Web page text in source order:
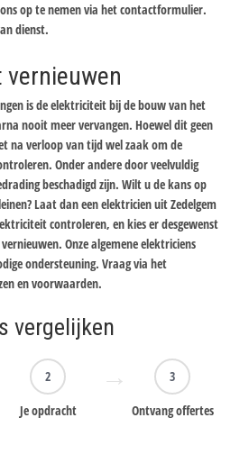
op te nemen via het contactformulier.
dienst.
is de elektriciteit bij de bouw van het
nooit meer vervangen. Hoewel dit geen
na verloop van tijd wel zaak om de
Onder andere door veelvuldig
beschadigd zijn. Wilt u de kans op
Laat dan een elektricien uit Zedelgem
controleren, en kies er desgewenst
Onze algemene elektriciens
ondersteuning. Vraag via het
en voorwaarden.
vergelijken
2
Je opdracht
3
Ontvang offertes